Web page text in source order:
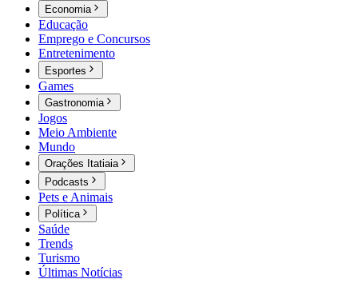
Economia
Educação
Emprego e Concursos
Entretenimento
Esportes
Games
Gastronomia
Jogos
Meio Ambiente
Mundo
Orações Itatiaia
Podcasts
Pets e Animais
Política
Saúde
Trends
Turismo
Últimas Notícias